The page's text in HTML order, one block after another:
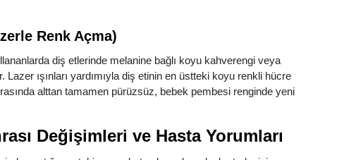
Renk Açma)
diş etlerinde melanine bağlı koyu kahverengi veya
ışınları yardımıyla diş etinin en üstteki koyu renkli hücre
alttan tamamen pürüzsüz, bebek pembesi renginde yeni
Değişimleri ve Hasta Yorumları